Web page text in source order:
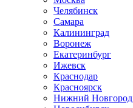
Челябинск
Самара
Калининград
Воронеж
Екатеринбург
Ижевск
Краснодар
Красноярск
Нижний Новгород